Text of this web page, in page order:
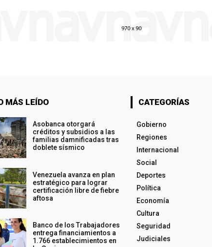
MÁS LEÍDO
Asobanca otorgará
créditos y subsidios a las
familias damnificadas tras
doblete sísmico
Venezuela avanza en plan
estratégico para lograr
certificación libre de fiebre
aftosa
Banco de los Trabajadores
entrega financiamientos a
1.766 establecimientos en
CATEGORÍAS
Gobierno
Regiones
Internacional
Social
Deportes
Política
Economía
Cultura
Seguridad
Judiciales